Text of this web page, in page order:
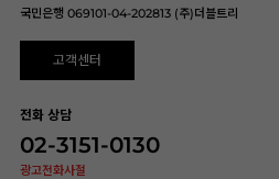
국민은행 069101-04-202813 (주)더블트리
고객센터
전화 상담
02-3151-0130
광고전화사절